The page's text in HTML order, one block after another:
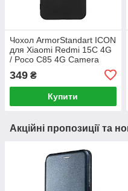
Чохол ArmorStandart ICON
для Xiaomi Redmi 15C 4G
/ Poco C85 4G Camera
cover Black (ARM85428)
349 ₴
Купити
Акційні пропозиції та